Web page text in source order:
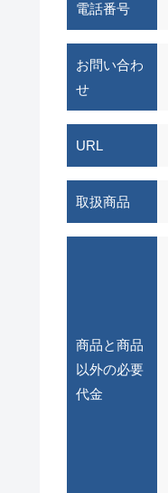
電話番号
お問い合わ
せ
URL
取扱商品
商品と商品
以外の必要
代金